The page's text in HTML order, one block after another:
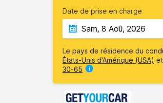
Date de prise en charge
Le pays de résidence du
États-Unis d'Amérique (USA)
30-65